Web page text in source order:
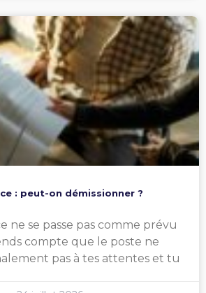
: peut-on démissionner ?
ne se passe pas comme prévu
compte que le poste ne
pas à tes attentes et tu